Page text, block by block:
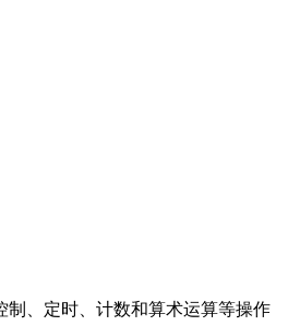
、定时、计数和算术运算等操作